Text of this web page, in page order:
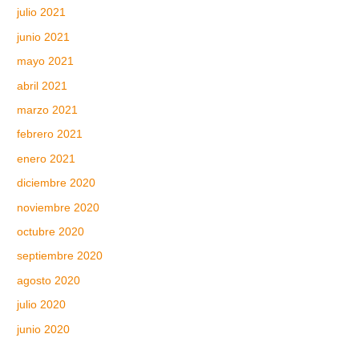
julio 2021
junio 2021
mayo 2021
abril 2021
marzo 2021
febrero 2021
enero 2021
diciembre 2020
noviembre 2020
octubre 2020
septiembre 2020
agosto 2020
julio 2020
junio 2020